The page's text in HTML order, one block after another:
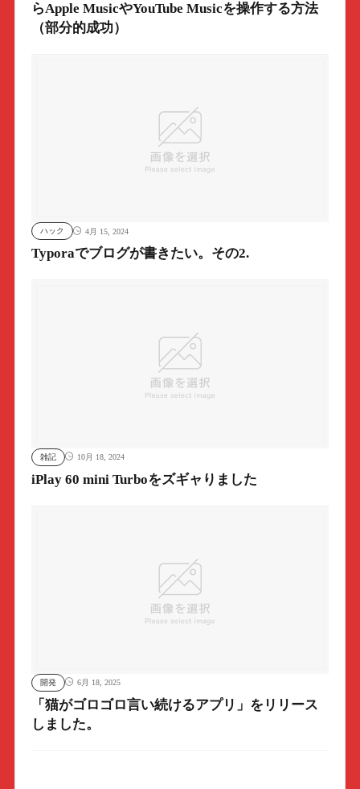
らApple MusicやYouTube Musicを操作する方法
（部分的成功）
ハック 4月 15, 2024
Typoraでブログが書きたい。その2.
雑記 10月 18, 2024
iPlay 60 mini Turboをズギャりました
開発 6月 18, 2025
「猫がゴロゴロ言い続けるアプリ」をリリース
しました。